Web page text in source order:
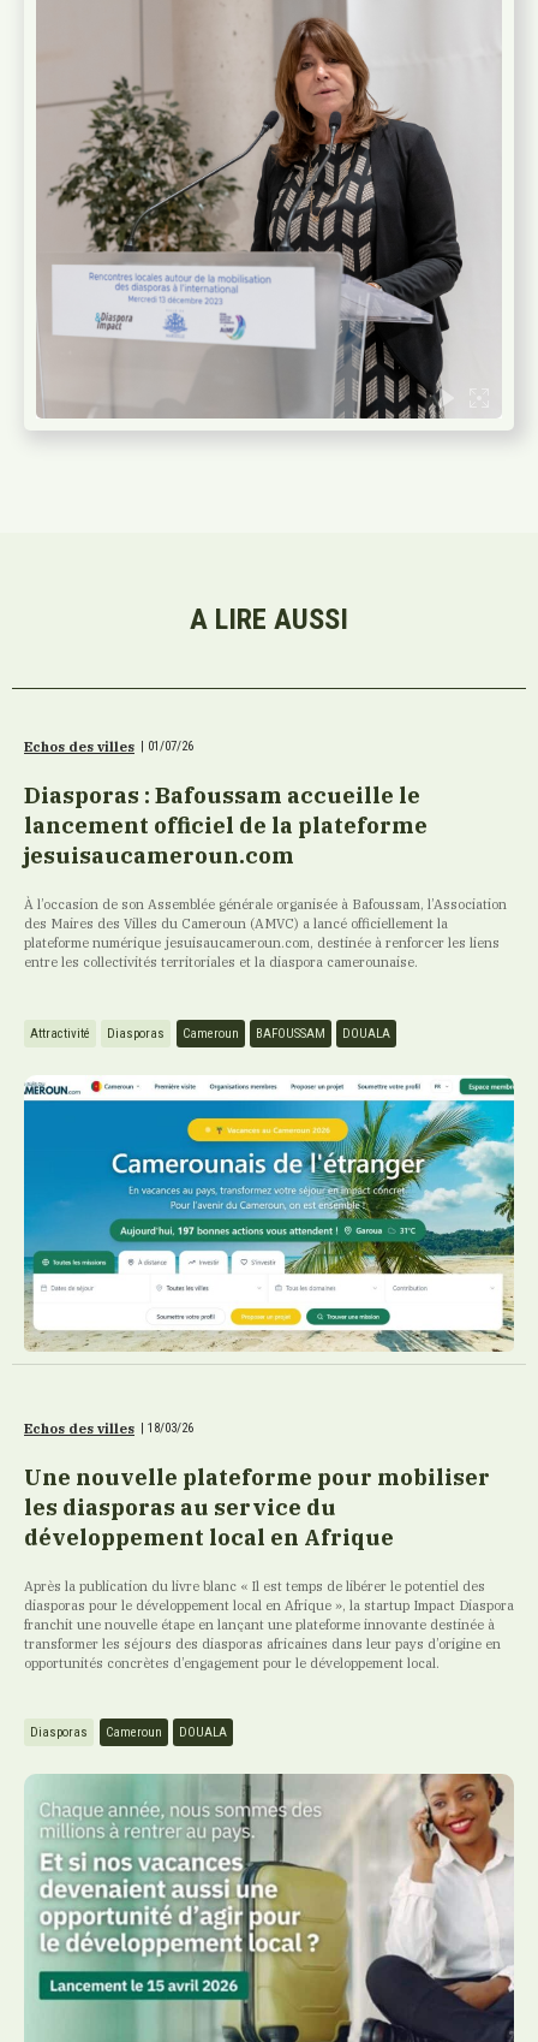
A LIRE AUSSI
Echos des villes | 01/07/26
Diasporas : Bafoussam accueille le
lancement officiel de la plateforme
jesuisaucameroun.com
À l’occasion de son Assemblée générale organisée à Bafoussam, l’Association
des Maires des Villes du Cameroun (AMVC) a lancé officiellement la
plateforme numérique jesuisaucameroun.com, destinée à renforcer les liens
entre les collectivités territoriales et la diaspora camerounaise.
Attractivité Diasporas Cameroun BAFOUSSAM DOUALA
Echos des villes | 18/03/26
Une nouvelle plateforme pour mobiliser
les diasporas au service du
développement local en Afrique
Après la publication du livre blanc « Il est temps de libérer le potentiel des
diasporas pour le développement local en Afrique », la startup Impact Diaspora
franchit une nouvelle étape en lançant une plateforme innovante destinée à
transformer les séjours des diasporas africaines dans leur pays d’origine en
opportunités concrètes d’engagement pour le développement local.
Diasporas Cameroun DOUALA